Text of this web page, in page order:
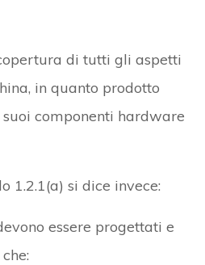
di tutti gli aspetti
in quanto prodotto
componenti hardware
1.2.1(a) si dice invece:
essere progettati e